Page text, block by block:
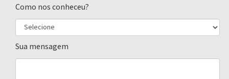
Como nos conheceu?
Sua mensagem